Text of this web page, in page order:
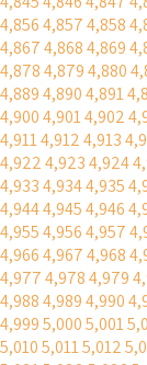
4,8564,8574,858
4,8674,8684,869
4,8784,8794,880
4,8894,8904,891
4,9004,9014,902
4,9114,9124,913
4,9224,9234,924
4,9334,9344,935
4,9444,9454,946
4,9554,9564,957
4,9664,9674,968
4,9774,9784,979
4,9884,9894,990
4,9995,0005,001
5,0105,0115,012